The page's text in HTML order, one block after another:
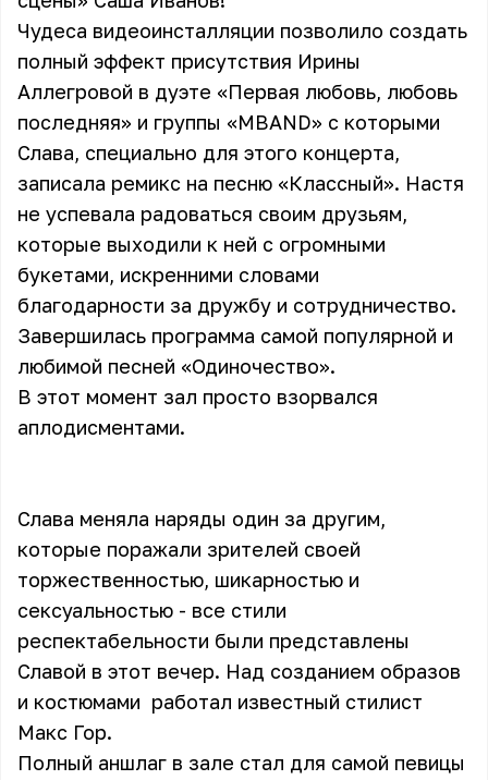
Чудеса видеоинсталляции позволило создать
полный эффект присутствия Ирины
Аллегровой в дуэте «Первая любовь, любовь
последняя» и группы «MBAND» с которыми
Слава, специально для этого концерта,
записала ремикс на песню «Классный». Настя
не успевала радоваться своим друзьям,
которые выходили к ней с огромными
букетами, искренними словами
благодарности за дружбу и сотрудничество.
Завершилась программа самой популярной и
любимой песней «Одиночество».
В этот момент зал просто взорвался
аплодисментами.
Слава меняла наряды один за другим,
которые поражали зрителей своей
торжественностью, шикарностью и
сексуальностью - все стили
респектабельности были представлены
Славой в этот вечер. Над созданием образов
и костюмами работал известный стилист
Макс Гор.
Полный аншлаг в зале стал для самой певицы